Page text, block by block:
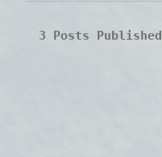
3 Posts Published